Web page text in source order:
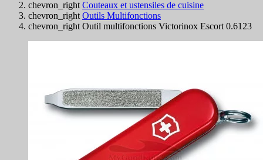
chevron_right Couteaux et ustensiles de cuisine
chevron_right Outils Multifonctions
chevron_right Outil multifonctions Victorinox Escort 0.6123